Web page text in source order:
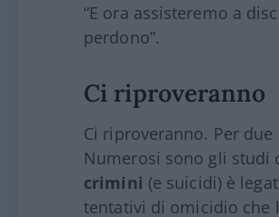
“E ora assisteremo a
perdono”.
Ci riproveranno
Ci riproveranno. Per
Numerosi sono gli studi
crimini (e suicidi) è
tentativi di omicidio che